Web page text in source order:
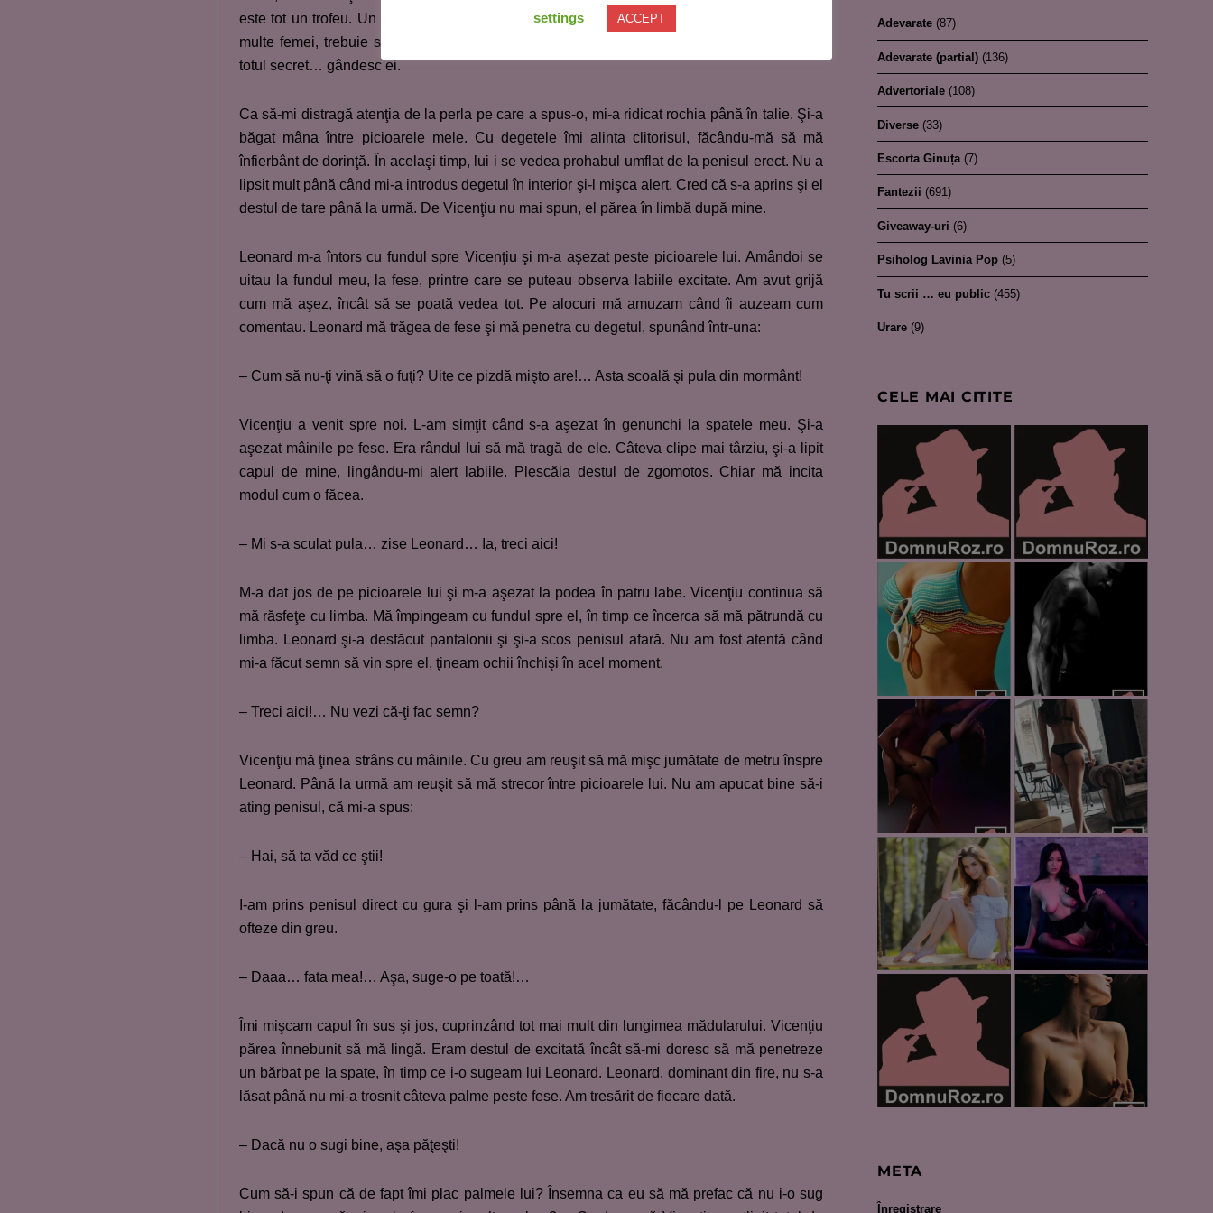
este tot un trofeu. Un astfel de bărbat este un cuceritor, un vânător de trofee. Dacă tot are
multe femei, trebuie să arate şi altora pentru validare, altfel nu ar avea sens dacă ar ţine
totul secret… gândesc ei.
Ca să-mi distragă atenţia de la perla pe care a spus-o, mi-a ridicat rochia până în talie. Şi-a
băgat mâna între picioarele mele. Cu degetele îmi alinta clitorisul, făcându-mă să mă
înfierbânt de dorinţă. În acelaşi timp, lui i se vedea prohabul umflat de la penisul erect. Nu a
lipsit mult până când mi-a introdus degetul în interior şi-l mişca alert. Cred că s-a aprins şi el
destul de tare până la urmă. De Vicenţiu nu mai spun, el părea în limbă după mine.
Leonard m-a întors cu fundul spre Vicenţiu şi m-a aşezat peste picioarele lui. Amândoi se
uitau la fundul meu, la fese, printre care se puteau observa labiile excitate. Am avut grijă
cum mă aşez, încât să se poată vedea tot. Pe alocuri mă amuzam când îi auzeam cum
comentau. Leonard mă trăgea de fese şi mă penetra cu degetul, spunând într-una:
– Cum să nu-ţi vină să o fuţi? Uite ce pizdă mişto are!… Asta scoală şi pula din mormânt!
Vicenţiu a venit spre noi. L-am simţit când s-a aşezat în genunchi la spatele meu. Şi-a
aşezat mâinile pe fese. Era rândul lui să mă tragă de ele. Câteva clipe mai târziu, şi-a lipit
capul de mine, lingându-mi alert labiile. Plescăia destul de zgomotos. Chiar mă incita
modul cum o făcea.
– Mi s-a sculat pula… zise Leonard… Ia, treci aici!
M-a dat jos de pe picioarele lui şi m-a aşezat la podea în patru labe. Vicenţiu continua să
mă răsfeţe cu limba. Mă împingeam cu fundul spre el, în timp ce încerca să mă pătrundă cu
limba. Leonard şi-a desfăcut pantalonii şi şi-a scos penisul afară. Nu am fost atentă când
mi-a făcut semn să vin spre el, ţineam ochii închişi în acel moment.
– Treci aici!… Nu vezi că-ţi fac semn?
Vicenţiu mă ţinea strâns cu mâinile. Cu greu am reuşit să mă mişc jumătate de metru înspre
Leonard. Până la urmă am reuşit să mă strecor între picioarele lui. Nu am apucat bine să-i
ating penisul, că mi-a spus:
– Hai, să ta văd ce ştii!
I-am prins penisul direct cu gura şi l-am prins până la jumătate, făcându-l pe Leonard să
ofteze din greu.
– Daaa… fata mea!… Aşa, suge-o pe toată!…
Îmi mişcam capul în sus şi jos, cuprinzând tot mai mult din lungimea mădularului. Vicenţiu
părea înnebunit să mă lingă. Eram destul de excitată încât să-mi doresc să mă penetreze
un bărbat pe la spate, în timp ce i-o sugeam lui Leonard. Leonard, dominant din fire, nu s-a
lăsat până nu mi-a trosnit câteva palme peste fese. Am tresărit de fiecare dată.
– Dacă nu o sugi bine, aşa păţeşti!
Cum să-i spun că de fapt îmi plac palmele lui? Însemna ca eu să mă prefac că nu i-o sug
Adevarate (87)
Adevarate (partial) (136)
Advertoriale (108)
Diverse (33)
Escorta Ginuța (7)
Fantezii (691)
Giveaway-uri (6)
Psiholog Lavinia Pop (5)
Tu scrii … eu public (455)
Urare (9)
CELE MAI CITITE
META
Înregistrare
settings
ACCEPT